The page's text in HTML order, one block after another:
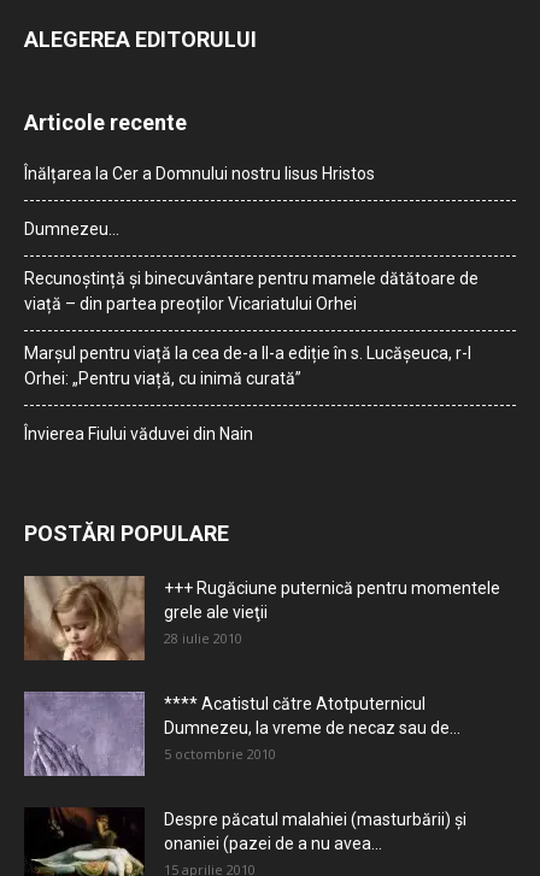
ALEGEREA EDITORULUI
Articole recente
Înălțarea la Cer a Domnului nostru Iisus Hristos
Dumnezeu…
Recunoștință și binecuvântare pentru mamele dătătoare de
viață – din partea preoților Vicariatului Orhei
Marșul pentru viață la cea de-a II-a ediție în s. Lucășeuca, r-l
Orhei: „Pentru viață, cu inimă curată”
Învierea Fiului văduvei din Nain
POSTĂRI POPULARE
+++ Rugăciune puternică pentru momentele
grele ale vieţii
28 iulie 2010
**** Acatistul către Atotputernicul
Dumnezeu, la vreme de necaz sau de...
5 octombrie 2010
Despre păcatul malahiei (masturbării) şi
onaniei (pazei de a nu avea...
15 aprilie 2010